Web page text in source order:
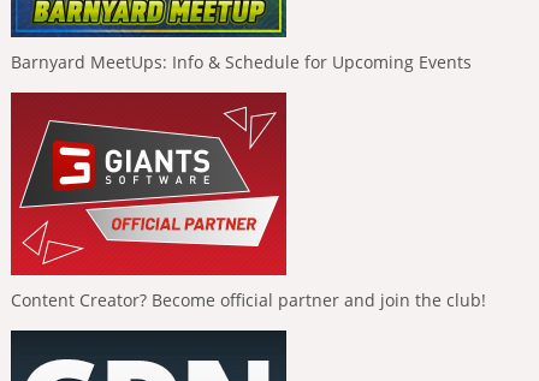
Barnyard MeetUps: Info & Schedule for Upcoming Events
Content Creator? Become official partner and join the club!